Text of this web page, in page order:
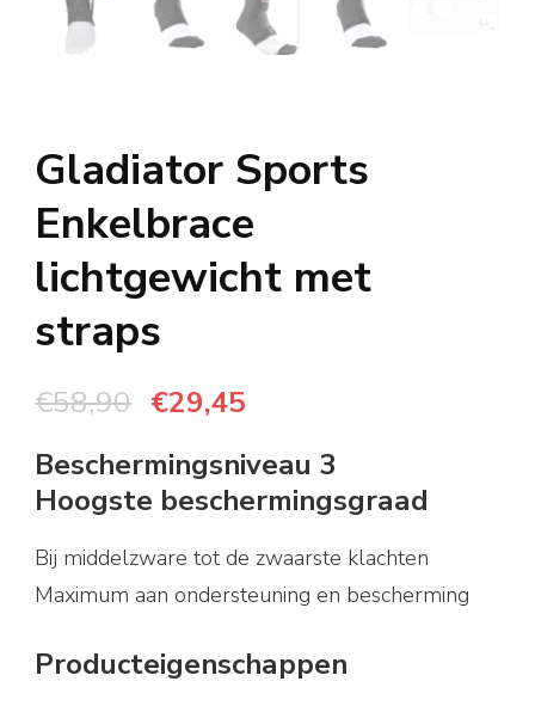
Gladiator Sports
Enkelbrace
lichtgewicht met
straps
€58,90 Oorspronkelijke
was:
€58,90.
€29,45
is:
€29,45.
Beschermingsniveau 3
Hoogste beschermingsgraad
Bij middelzware tot de zwaarste klachten
Maximum aan ondersteuning en bescherming
Producteigenschappen